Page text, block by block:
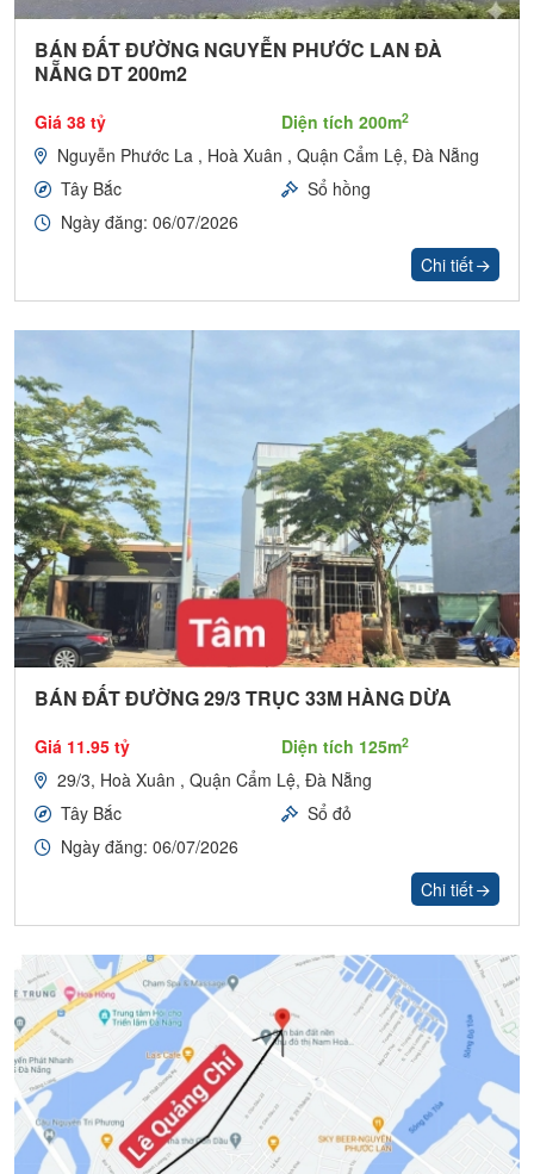
BÁN ĐẤT ĐƯỜNG NGUYỄN PHƯỚC LAN ĐÀ
NẴNG DT 200m2
Giá 38 tỷ Diện tích 200m2
Nguyễn Phước La , Hoà Xuân , Quận Cẩm Lệ, Đà Nẵng
Tây Bắc
Sổ hồng
Ngày đăng: 06/07/2026
Chi tiết
BÁN ĐẤT ĐƯỜNG 29/3 TRỤC 33M HÀNG DỪA
Giá 11.95 tỷ Diện tích 125m2
29/3, Hoà Xuân , Quận Cẩm Lệ, Đà Nẵng
Tây Bắc
Sổ đỏ
Ngày đăng: 06/07/2026
Chi tiết